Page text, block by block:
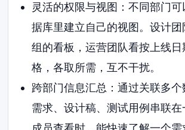
灵活的权限与视图：不同部门
据库里建立自己的视图。设计
组的看板，运营团队看按上线日
格，各取所需，互不干扰。
跨部门信息汇总：通过关联多
需求、设计稿、测试用例串联